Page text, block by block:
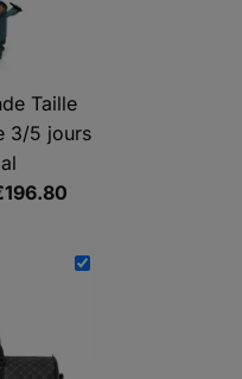
Taille
3/5 jours
196.80Plage
prix :